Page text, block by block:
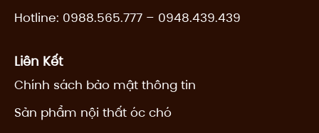
Hotline: 0988.565.777 – 0948.439.439
Liên Kết
Chính sách bảo mật thông tin
Sản phẩm nội thất óc chó